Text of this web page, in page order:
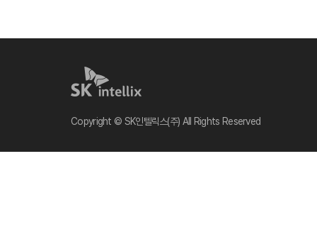
Copyright © SK인텔릭스(주) All Rights Reserved